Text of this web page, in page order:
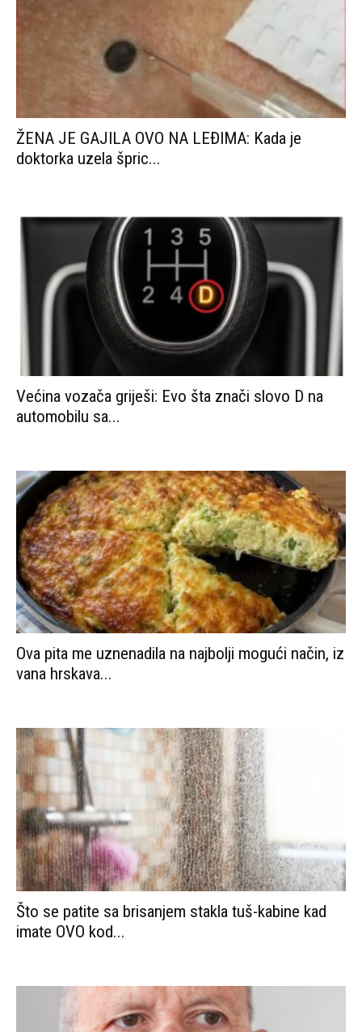
ŽENA JE GAJILA OVO NA LEĐIMA: Kada je
doktorka uzela špric...
Većina vozača griješi: Evo šta znači slovo D na
automobilu sa...
Ova pita me uznenadila na najbolji mogući način, iz
vana hrskava...
Što se patite sa brisanjem stakla tuš-kabine kad
imate OVO kod...